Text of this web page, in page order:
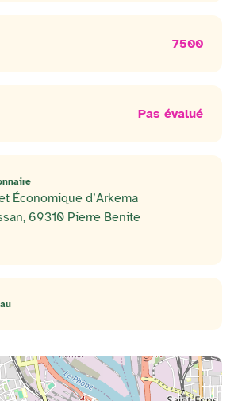
7500
Pas évalué
Économique d’Arkema
69310 Pierre Benite